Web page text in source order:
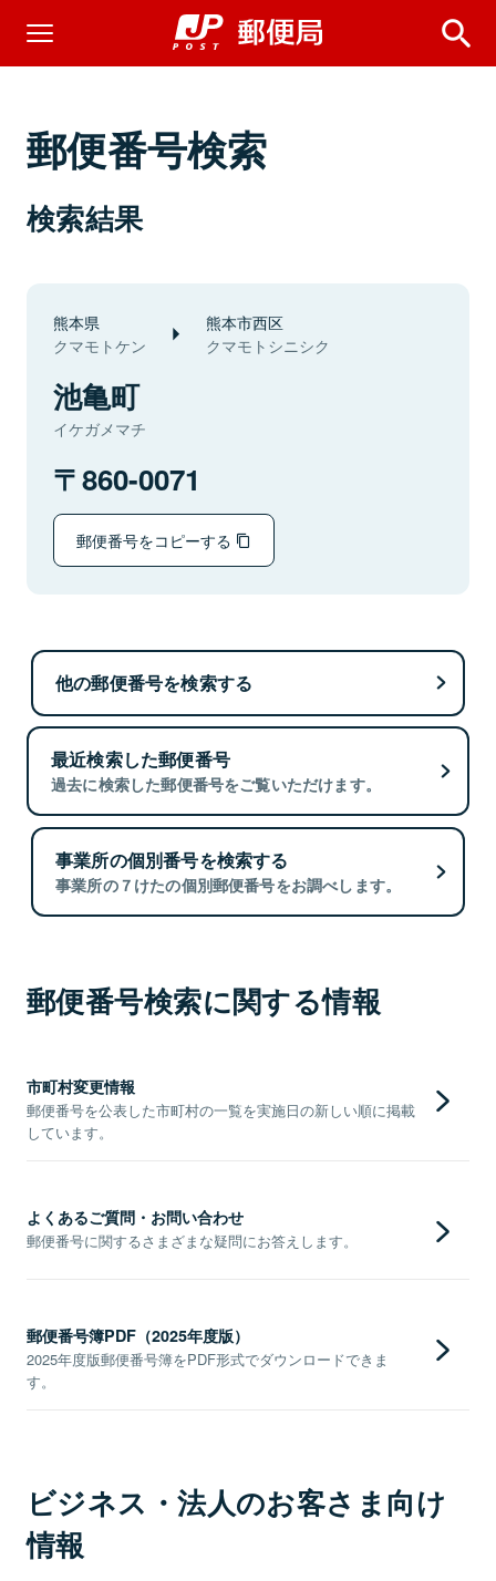
郵便番号検索
検索結果
熊本県
クマモトケン
熊本市西区
クマモトシニシク
池亀町
イケガメマチ
860-0071
郵便番号をコピーする
他の郵便番号を検索する
最近検索した郵便番号
過去に検索した郵便番号をご覧いただけます。
事業所の個別番号を検索する
事業所の７けたの個別郵便番号をお調べします。
郵便番号検索に関する情報
市町村変更情報
郵便番号を公表した市町村の一覧を実施日の新しい順に掲載
しています。
よくあるご質問・お問い合わせ
郵便番号に関するさまざまな疑問にお答えします。
郵便番号簿PDF（2025年度版）
2025年度版郵便番号簿をPDF形式でダウンロードできま
す。
ビジネス・法人のお客さま向け
情報